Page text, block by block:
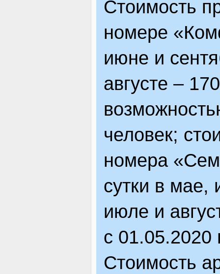
Стоимость
номере
июне и
августе –
человек;
номера
сутки в мае,
июле и
с 01.05.2020
Стоимость